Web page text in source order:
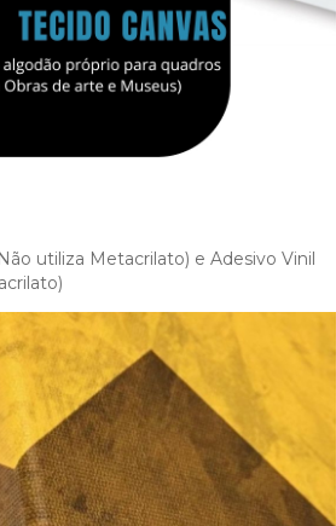
utiliza Metacrilato) e Adesivo Vinil